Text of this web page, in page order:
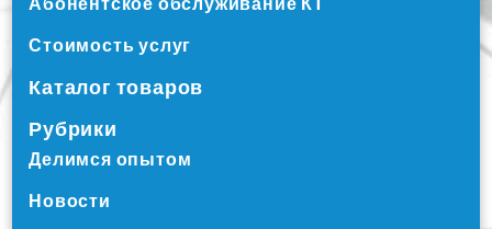
Стоимость услуг
Каталог товаров
Рубрики
Делимся опытом
Новости